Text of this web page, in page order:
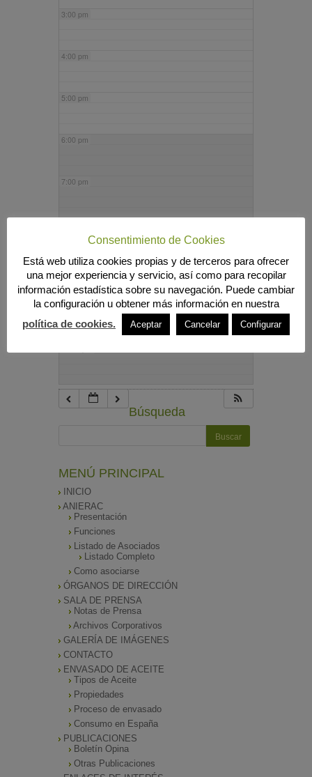
3:00 pm
4:00 pm
5:00 pm
6:00 pm
7:00 pm
9:00 pm
10:00 pm
Búsqueda
MENÚ PRINCIPAL
INICIO
ANIERAC
Presentación
Funciones
Listado de Asociados
Listado Completo
Como asociarse
ÓRGANOS DE DIRECCIÓN
SALA DE PRENSA
Notas de Prensa
Archivos Corporativos
GALERÍA DE IMÁGENES
CONTACTO
ENVASADO DE ACEITE
Tipos de Aceite
Propiedades
Proceso de envasado
Consumo en España
PUBLICACIONES
Boletín Opina
Otras Publicaciones
Consentimiento de Cookies
Está web utiliza cookies propias y de terceros para ofrecer
una mejor experiencia y servicio, así como para recopilar
información estadística sobre su navegación. Puede cambiar
la configuración u obtener más información en nuestra
política de cookies.
Aceptar Cancelar Configurar